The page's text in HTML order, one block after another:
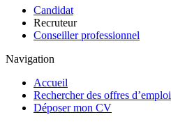
Candidat
Recruteur
Conseiller professionnel
Navigation
Accueil
Rechercher des offres d’emploi
Déposer mon CV